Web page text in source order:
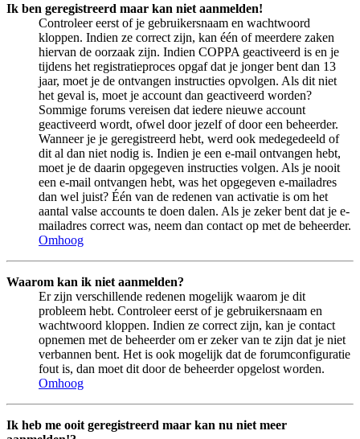
Ik ben geregistreerd maar kan niet aanmelden!
Controleer eerst of je gebruikersnaam en wachtwoord
kloppen. Indien ze correct zijn, kan één of meerdere zaken
hiervan de oorzaak zijn. Indien COPPA geactiveerd is en je
tijdens het registratieproces opgaf dat je jonger bent dan 13
jaar, moet je de ontvangen instructies opvolgen. Als dit niet
het geval is, moet je account dan geactiveerd worden?
Sommige forums vereisen dat iedere nieuwe account
geactiveerd wordt, ofwel door jezelf of door een beheerder.
Wanneer je je geregistreerd hebt, werd ook medegedeeld of
dit al dan niet nodig is. Indien je een e-mail ontvangen hebt,
moet je de daarin opgegeven instructies volgen. Als je nooit
een e-mail ontvangen hebt, was het opgegeven e-mailadres
dan wel juist? Één van de redenen van activatie is om het
aantal valse accounts te doen dalen. Als je zeker bent dat je e-
mailadres correct was, neem dan contact op met de beheerder.
Omhoog
Waarom kan ik niet aanmelden?
Er zijn verschillende redenen mogelijk waarom je dit
probleem hebt. Controleer eerst of je gebruikersnaam en
wachtwoord kloppen. Indien ze correct zijn, kan je contact
opnemen met de beheerder om er zeker van te zijn dat je niet
verbannen bent. Het is ook mogelijk dat de forumconfiguratie
fout is, dan moet dit door de beheerder opgelost worden.
Omhoog
Ik heb me ooit geregistreerd maar kan nu niet meer